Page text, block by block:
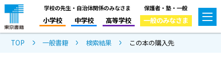
学校の先生・自治体関係のみなさま
小学校 中学校 高等学校
保護者・塾・一般
一般のみなさま
TOP 一般書籍 検索結果 この本の購入先